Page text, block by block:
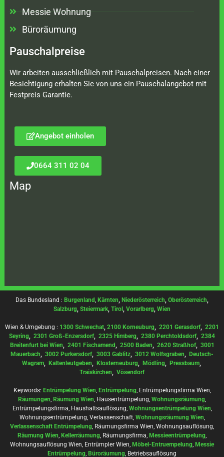
Messie Wohnung
Büroräumung
Pauschalpreise
Wir arbeiten ausschließlich mit Pauschalpreisen. Nach einer
Besichtigung erhalten Sie von uns ein Pauschalangebot mit
Festpreis Garantie.
Angebot einholen
0664 311 02 04
Map
Das Bundesland : Burgenland, Kärnten, Niederösterreich, Oberösterreich,
Salzburg, Steiermark, Tirol , Vorarlberg, Wien
Wien & Umgebung : 1300 Schwechat, 2100 Korneuburg, 2201 Gerasdorf, 2201
Seyring, 2301 Groß-Enzersdorf, 2325 Himberg, 2380 Perchtoldsdorf, 2384
Breitenfurt bei Wien, 2401 Fischamend, 2500 Baden, 2620 Straßhof, 3001
Mauerbach, 3002 Purkersdorf, 3003 Gablitz, 3012 Wolfsgraben, Deutsch-
Wagram, Kaltenleutgeben, Klosterneuburg, Mödling, Pressbaum,
Traiskirchen, Vösendorf
Keywords: Entrümpelung Wien, Entrümpelung, Entrümpelungsfirma Wien,
Räumungen, Räumung Wien, Hausentrümpelung, Wohnungsräumung,
Entrümpelungsfirma, Haushaltsauflösung, Wohnungsentrümpelung Wien,
Wohnungsentrümpelung, Verlassenschaft, Wohnungsräumung Wien,
Verlassenschaft Entrümpelung, Räumungsfirma Wien, Wohnungsauflösung,
Räumung Wien, Kellerräumung, Räumungsfirma, Messieentrümpelung,
Wohnungsauflösung Wien, Entrümpler Wien, Möbel-Entruempelung, Messie
Entrümpelung, Büroräumung, Betriebsauflösung